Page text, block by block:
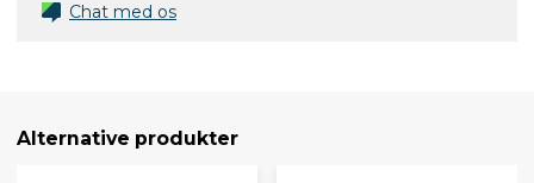
Chat med os
Alternative produkter